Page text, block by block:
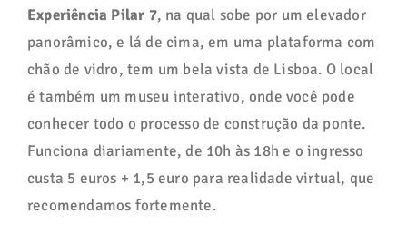
Experiência Pilar 7, na qual sobe por um elevador
panorâmico, e lá de cima, em uma plataforma com
chão de vidro, tem um bela vista de Lisboa. O local
é também um museu interativo, onde você pode
conhecer todo o processo de construção da ponte.
Funciona diariamente, de 10h às 18h e o ingresso
custa 5 euros + 1,5 euro para realidade virtual, que
recomendamos fortemente.